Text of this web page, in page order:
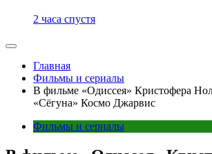
2 часа спустя
Главная
Фильмы и сериалы
В фильме «Одиссея» Кристофера
«Сёгуна» Космо Джарвис
Фильмы и сериалы